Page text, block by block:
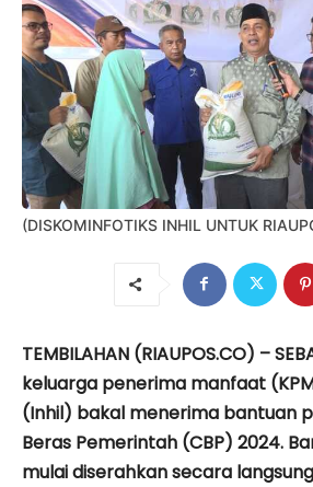
(DISKOMINFOTIKS INHIL UNTUK
TEMBILAHAN (RIAUPOS.CO) –
keluarga penerima manfaat
(Inhil) bakal menerima bantuan
Beras Pemerintah (CBP) 2024.
mulai diserahkan secara